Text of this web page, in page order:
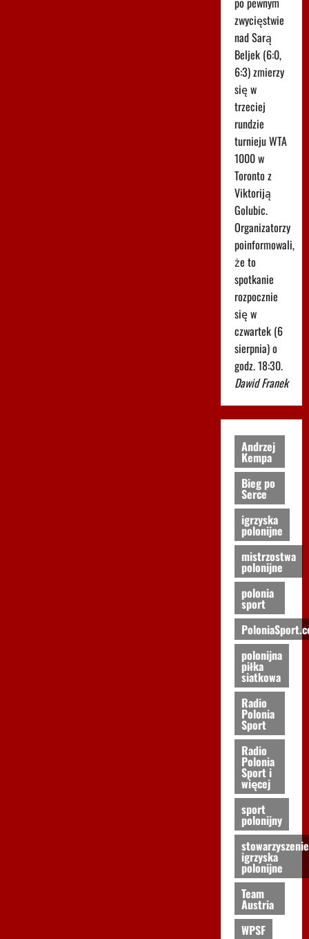
zwycięstwie
nad Sarą
Beljek (6:0,
6:3) zmierzy
się w
trzeciej
rundzie
turnieju WTA
1000 w
Toronto z
Viktoriją
Golubic.
Organizatorzy
poinformowali,
że to
spotkanie
rozpocznie
się w
czwartek (6
sierpnia) o
godz. 18:30.
Dawid Franek
Andrzej
Kempa
Bieg po
Serce
igrzyska
polonijne
mistrzostwa
polonijne
polonia
sport
polonijna
piłka
siatkowa
Radio
Polonia
Sport
Radio
Polonia
Sport i
więcej
sport
polonijny
stowarzyszenie
igrzyska
polonijne
Team
Austria
WPSF